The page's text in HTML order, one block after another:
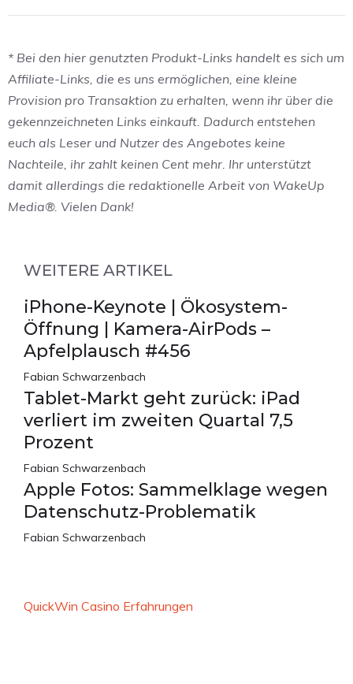
* Bei den hier genutzten Produkt-Links handelt es sich um
Affiliate-Links, die es uns ermöglichen, eine kleine
Provision pro Transaktion zu erhalten, wenn ihr über die
gekennzeichneten Links einkauft. Dadurch entstehen
euch als Leser und Nutzer des Angebotes keine
Nachteile, ihr zahlt keinen Cent mehr. Ihr unterstützt
damit allerdings die redaktionelle Arbeit von WakeUp
Media®. Vielen Dank!
WEITERE ARTIKEL
iPhone-Keynote | Ökosystem-
Öffnung | Kamera-AirPods –
Apfelplausch #456
Fabian Schwarzenbach
Tablet-Markt geht zurück: iPad
verliert im zweiten Quartal 7,5
Prozent
Fabian Schwarzenbach
Apple Fotos: Sammelklage wegen
Datenschutz-Problematik
Fabian Schwarzenbach
QuickWin Casino Erfahrungen